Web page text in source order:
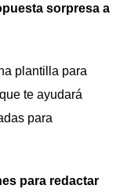
sorpresa a
plantilla para
te ayudará
para
para redactar